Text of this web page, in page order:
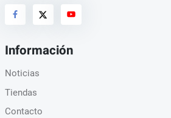
Información
Noticias
Tiendas
Contacto